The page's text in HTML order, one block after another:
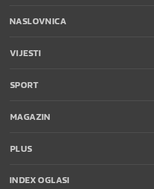
NASLOVNICA
VIJESTI
SPORT
MAGAZIN
PLUS
INDEX OGLASI